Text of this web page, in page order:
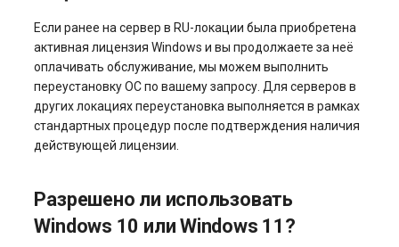
Если ранее на сервер в RU-локации была приобретена
активная лицензия Windows и вы продолжаете за неё
оплачивать обслуживание, мы можем выполнить
переустановку ОС по вашему запросу. Для серверов в
других локациях переустановка выполняется в рамках
стандартных процедур после подтверждения наличия
действующей лицензии.
Разрешено ли использовать
Windows 10 или Windows 11?